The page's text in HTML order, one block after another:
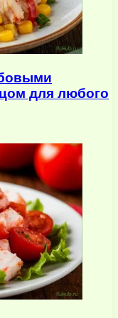
для любого